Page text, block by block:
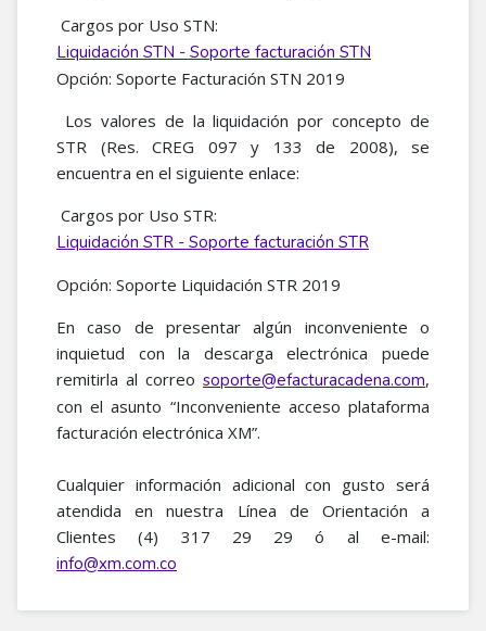
Cargos por Uso STN:
Liquidación STN - Soporte facturación STN
Opción: Soporte Facturación STN 2019
Los valores de la liquidación por concepto de
STR (Res. CREG 097 y 133 de 2008), se
encuentra en el siguiente enlace:
Cargos por Uso STR:
Liquidación STR - Soporte facturación STR
Opción: Soporte Liquidación STR 2019
En caso de presentar algún inconveniente o
inquietud con la descarga electrónica puede
remitirla al correo soporte@efacturacadena.com,
con el asunto “Inconveniente acceso plataforma
facturación electrónica XM”.
Cualquier información adicional con gusto será
atendida en nuestra Línea de Orientación a
Clientes (4) 317 29 29 ó al e-mail:
info@xm.com.co